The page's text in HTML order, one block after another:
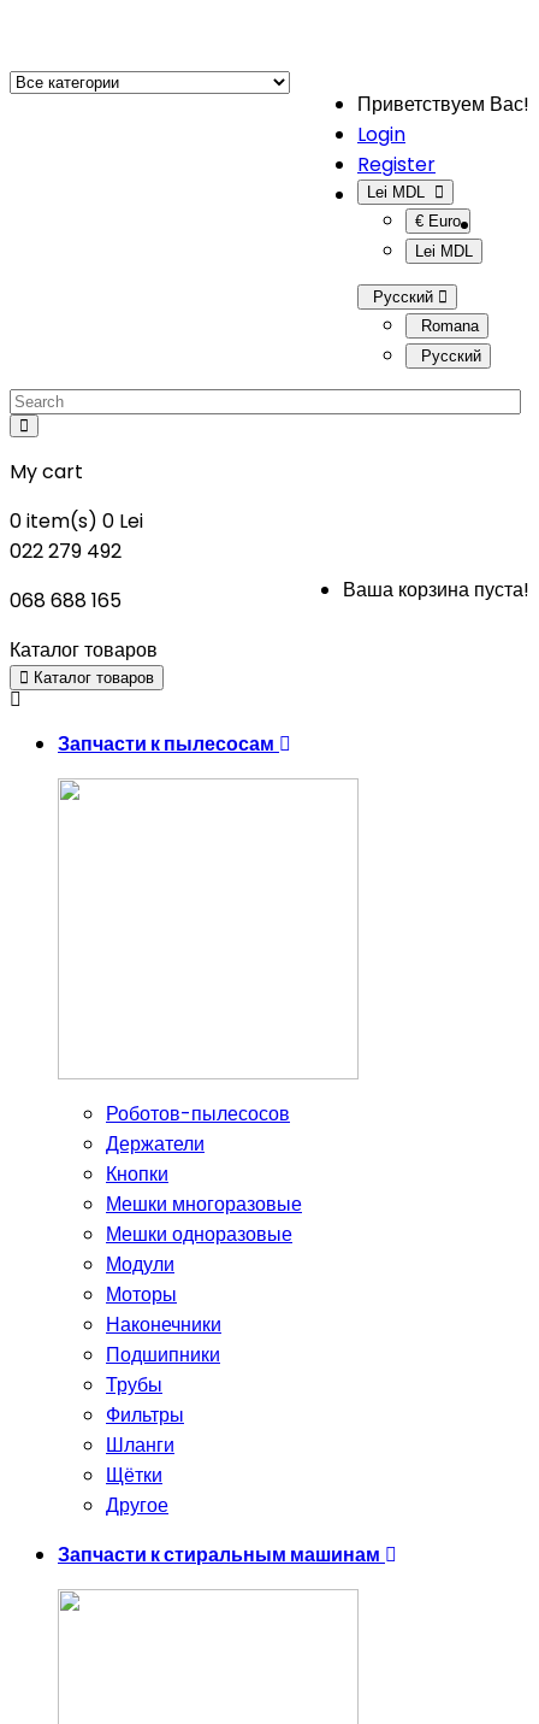
Приветствуем Вас!
Login
Register
€ Euro
Lei MDL
Русский
Romana
Русский
My cart
0item(s) 0 Lei
Ваша корзина пуста!
022 279 492
068 688 165
Каталог товаров
Каталог товаров
Запчасти к пылесосам
Роботов-пылесосов
Держатели
Кнопки
Мешки многоразовые
Мешки одноразовые
Модули
Моторы
Наконечники
Подшипники
Трубы
Фильтры
Шланги
Щётки
Другое
Запчасти к стиральным машинам